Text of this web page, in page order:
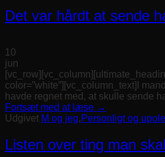
Det var hårdt at sende
10
jun
color=”white”][vc_column_text]I
havde regnet med, at skulle sende
Fortsæt med at læse →
Udgivet M og jeg,Personligt og
Listen over ting man